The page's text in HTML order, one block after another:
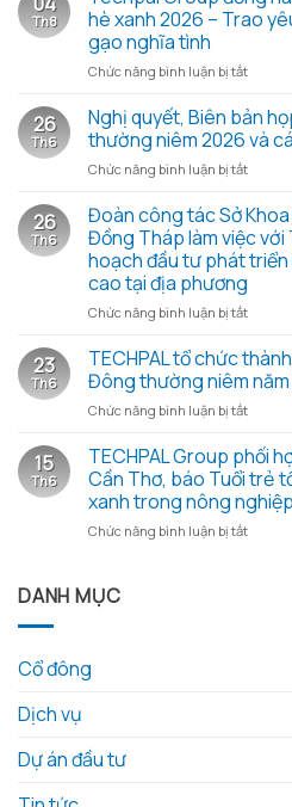
Th8
hè xanh 2026 – Trao
gạo nghĩa tình
Chức năng bình luận bị tắtở
Group
đồng
hành
cùng
dịch
Mùa
hè
xanh
–
yêu
thương
những
gạo
nghĩa
tình
26
Th6
Nghị quyết, Biên bản
thường niêm 2026 và
Chức năng bình luận bị tắtở
quyết,
bản
họp
hội
cổ
đông
thường
niêm
và
các
tài
liệu
kèm
26
Th6
Đoàn công tác Sở
Đồng Tháp làm việc
hoạch đầu tư phát
cao tại địa phương
Chức năng bình luận bị tắtở
công
Sở
Khoa
và
Công
nghệ
tỉnh
Đồng
23
Th6
TECHPAL tổ chức
Đông thường niêm
Chức năng bình luận bị tắtở
tổ
chức
thành
công
Đại
15
Th6
TECHPAL Group phối
Cần Thơ, báo Tuổi trẻ
xanh trong nông nghiệp
Chức năng bình luận bị tắtở
DANH MỤC
Cổ đông
Dịch vụ
Dự án đầu tư